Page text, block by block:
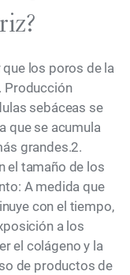
los poros de la
Producción
sebáceas se
que se acumula
grandes.2.
el tamaño de los
A medida que
con el tiempo,
a los
el colágeno y la
de productos de